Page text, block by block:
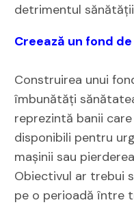
detrimentul
Creează un fond
Construirea unui
îmbunătăți
reprezintă banii
disponibili pentru
mașinii sau
Obiectivul ar trebui
pe o perioadă între